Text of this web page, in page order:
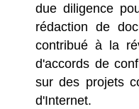
due diligence
rédaction de
contribué à la
d'accords de
sur des projets
d'Internet.